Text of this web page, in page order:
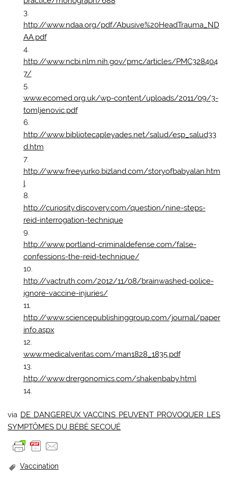
http://www.ndaa.org/pdf/Abusive%20HeadTrauma_ND
AA.pdf
http://www.ncbi.nlm.nih.gov/pmc/articles/PMC328404
7/
www.ecomed.org.uk/wp-content/uploads/2011/09/3-
tomljenovic.pdf
http://www.bibliotecapleyades.net/salud/esp_salud33
d.htm
http://www.freeyurko.bizland.com/storyofbabyalan.htm
l
http://curiosity.discovery.com/question/nine-steps-
reid-interrogation-technique
http://www.portland-criminaldefense.com/false-
confessions-the-reid-technique/
http://vactruth.com/2012/11/08/brainwashed-police-
ignore-vaccine-injuries/
http://www.sciencepublishinggroup.com/journal/paper
info.aspx
www.medicalveritas.com/man1828_1835.pdf
http://www.drergonomics.com/shakenbaby.html
via DE DANGEREUX VACCINS PEUVENT PROVOQUER LES
SYMPTÔMES DU BÉBÉ SECOUÉ
Vaccination